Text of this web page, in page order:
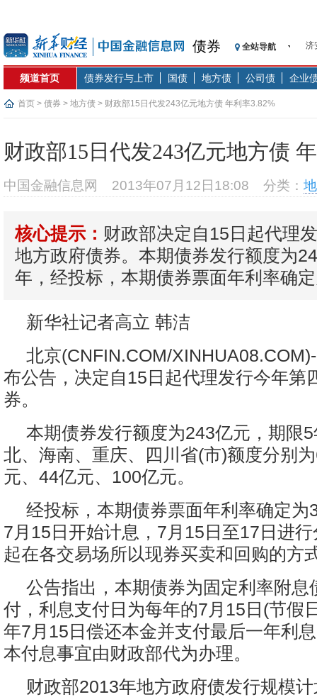
债券 全站导航
【
记
【
在
央
基
沥
济
频道首页 债券发行与上市 国债 地方债 公司债 企业
首页 > 债券 > 地方债 > 财政部15日代发243亿元地方债 年利率3.82%
财政部15日代发243亿元地方债
中国金融信息网 2013年07月12日18:08 分类：
核心提示： 财政部决定自15日起代理
地方政府债券。本期债券发行额度为
年，经投标，本期债券票面年利率确
新华社记者高立 韩洁
北京(CNFIN.COM/
布公告，决定自15日起代理发行今年第
券。
本期债券发行额度为243亿元，期限
北、海南、重庆、四川省(市)额度分别
元、44亿元、100亿元。
经投标，本期债券票面年利率确定为
7月15日开始计息，7月15日至17日进
起在各交易场所以现券买卖和回购的方
公告指出，本期债券为固定利率附息
付，利息支付日为每年的7月15日(节假
年7月15日偿还本金并支付最后一年利
本付息事宜由财政部代为办理。
财政部2013年地方政府债发行规模